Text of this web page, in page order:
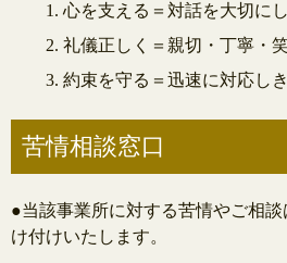
心を支える＝対話を大切にし
礼儀正しく＝親切・丁寧・
約束を守る＝迅速に対応し
苦情相談窓口
●当該事業所に対する苦情やご相
け付けいたします。